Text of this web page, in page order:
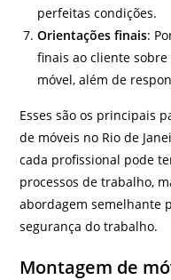
perfeitas condições.
Orientações finais:
finais ao cliente
móvel, além de
Esses são os principais
de móveis no Rio de
cada profissional pode
processos de trabalho,
abordagem semelhante
segurança do trabalho.
Montagem de